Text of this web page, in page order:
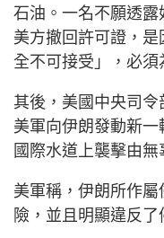
石油。一名不願透露
美方撤回許可證，
全不可接受」，必須
其後，美國中央司令
美軍向伊朗發動新
國際水道上襲擊由
美軍稱，伊朗所作
險，並且明顯違反了